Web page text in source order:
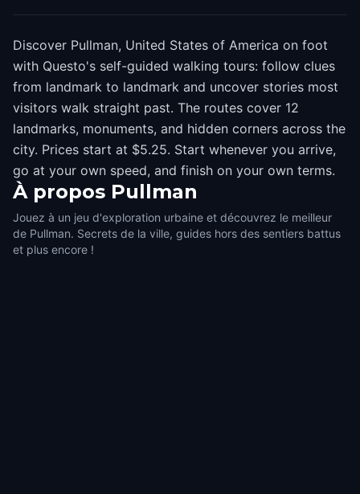
Discover Pullman, United States of America on foot
with Questo's self-guided walking tours: follow clues
from landmark to landmark and uncover stories most
visitors walk straight past. The routes cover 12
landmarks, monuments, and hidden corners across the
city. Prices start at $5.25. Start whenever you arrive,
go at your own speed, and finish on your own terms.
À propos Pullman
Jouez à un jeu d'exploration urbaine et découvrez le meilleur
de Pullman. Secrets de la ville, guides hors des sentiers battus
et plus encore !